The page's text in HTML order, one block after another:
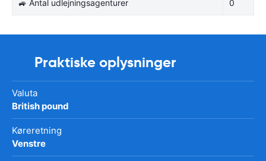
🚙 Antal udlejningsagenturer 0
Praktiske oplysninger
Valuta
British pound
Køreretning
Venstre